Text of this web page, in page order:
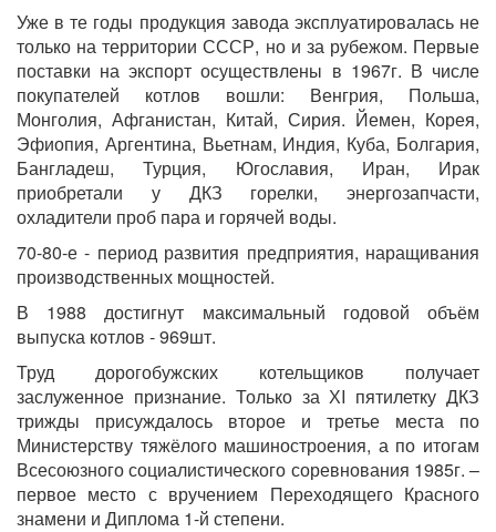
Уже в те годы продукция завода эксплуатировалась не
только на территории СССР, но и за рубежом. Первые
поставки на экспорт осуществлены в 1967г. В числе
покупателей котлов вошли: Венгрия, Польша,
Монголия, Афганистан, Китай, Сирия. Йемен, Корея,
Эфиопия, Аргентина, Вьетнам, Индия, Куба, Болгария,
Бангладеш, Турция, Югославия, Иран, Ирак
приобретали у ДКЗ горелки, энергозапчасти,
охладители проб пара и горячей воды.
70-80-е - период развития предприятия, наращивания
производственных мощностей.
В 1988 достигнут максимальный годовой объём
выпуска котлов - 969шт.
Труд дорогобужских котельщиков получает
заслуженное признание. Только за ХI пятилетку ДКЗ
трижды присуждалось второе и третье места по
Министерству тяжёлого машиностроения, а по итогам
Всесоюзного социалистического соревнования 1985г. –
первое место с вручением Переходящего Красного
знамени и Диплома 1-й степени.